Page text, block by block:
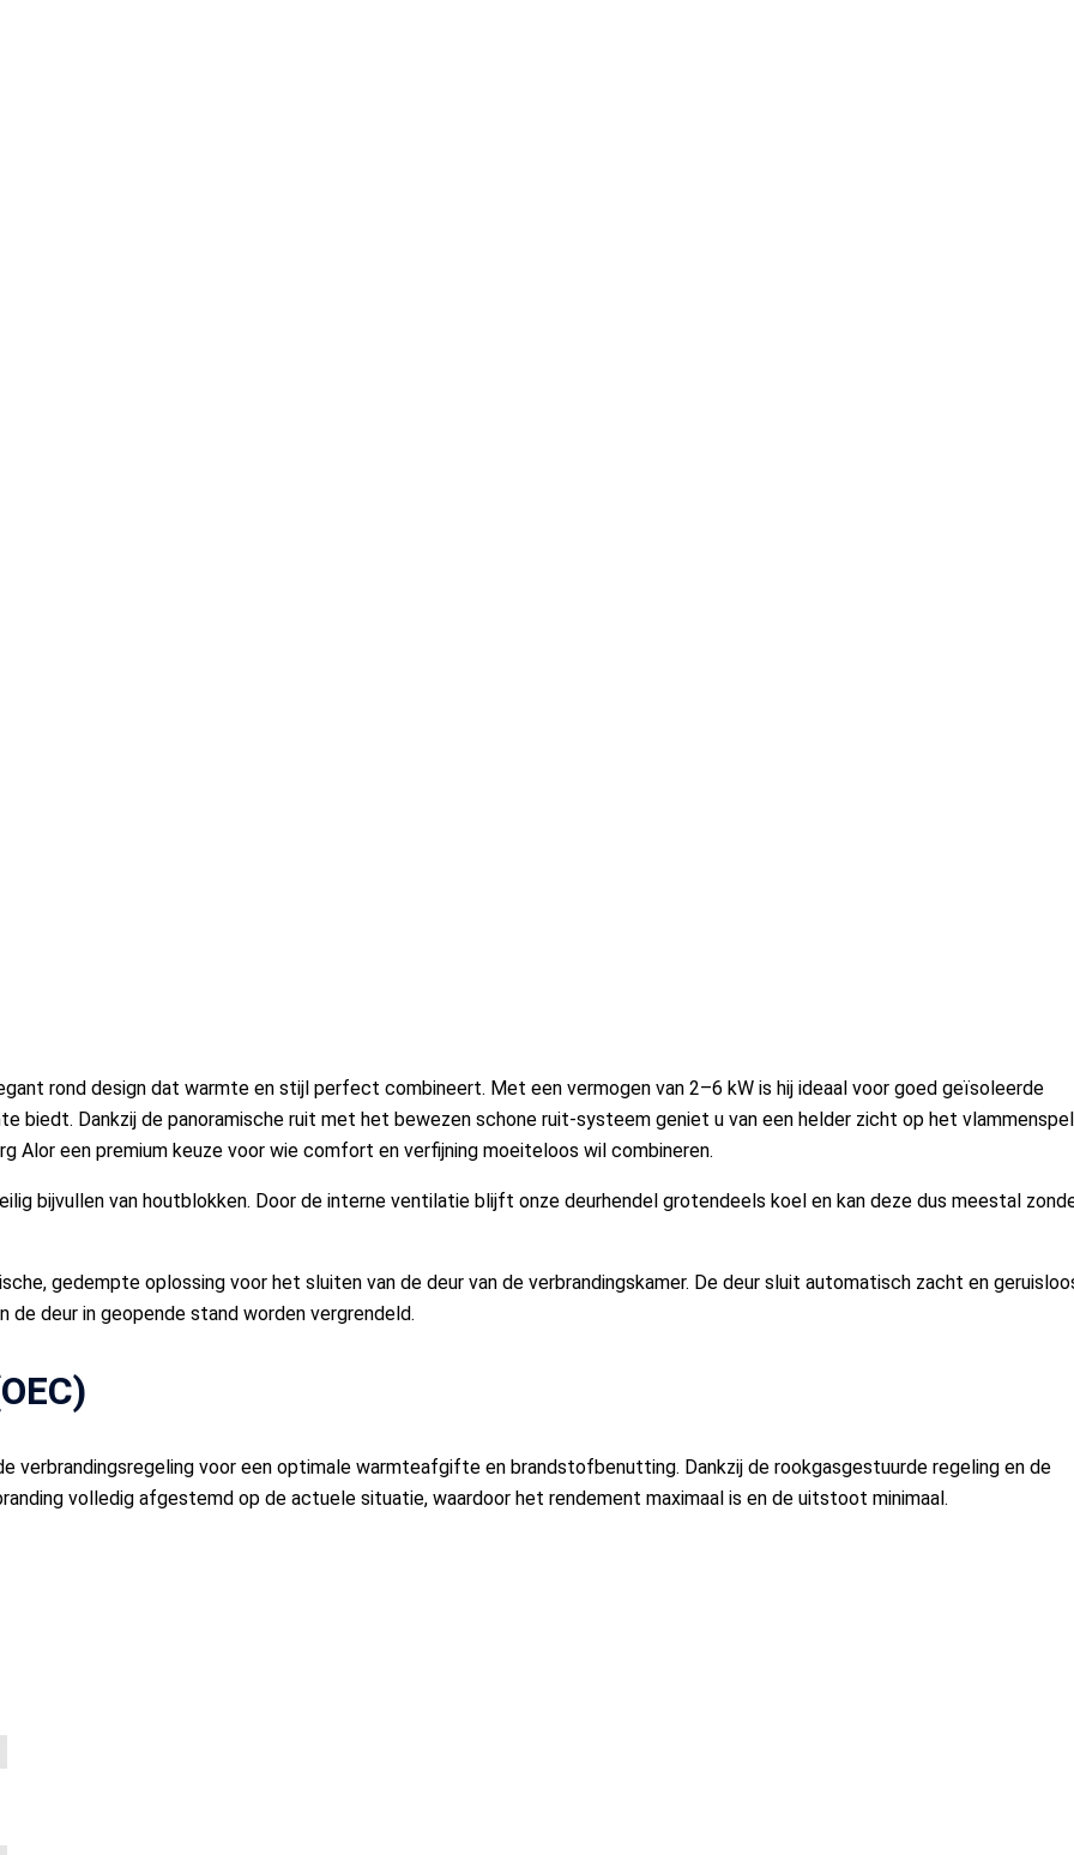
rond design dat warmte en stijl perfect combineert. Met een vermogen van 2–6 kW is hij ideaal voor goed geïsoleerde
biedt. Dankzij de panoramische ruit met het bewezen schone ruit-systeem geniet u van een helder zicht op het
Alor een premium keuze voor wie comfort en verfijning moeiteloos wil combineren.
bijvullen van houtblokken. Door de interne ventilatie blijft onze deurhendel grotendeels koel en kan deze dus meestal
gedempte oplossing voor het sluiten van de deur van de verbrandingskamer. De deur sluit automatisch zacht en
deur in geopende stand worden vergrendeld.
verbrandingsregeling voor een optimale warmteafgifte en brandstofbenutting. Dankzij de rookgasgestuurde regeling en de
volledig afgestemd op de actuele situatie, waardoor het rendement maximaal is en de uitstoot minimaal.